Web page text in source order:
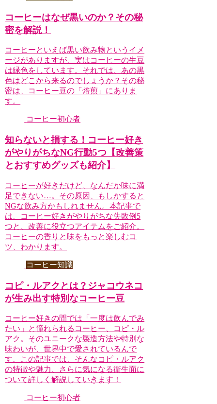
コーヒーはなぜ黒いのか？その秘
密を解説！
コーヒーといえば黒い飲み物というイメ
ージがありますが、実はコーヒーの生豆
は緑色をしています。それでは、あの黒
色はどこから来るのでしょうか？その秘
密は、コーヒー豆の「焙煎」にありま
す。
コーヒー初心者
知らないと損する！コーヒー好き
がやりがちなNG行動5つ【改善策
とおすすめグッズも紹介】
コーヒーが好きだけど、なんだか味に満
足できない…。その原因、もしかすると
NGな飲み方かもしれません。本記事で
は、コーヒー好きがやりがちな失敗例5
つと、改善に役立つアイテムをご紹介。
コーヒーの香りと味をもっと楽しむコ
ツ、わかります。
コーヒー知識
コピ・ルアクとは？ジャコウネコ
が生み出す特別なコーヒー豆
コーヒー好きの間では「一度は飲んでみ
たい」と憧れられるコーヒー、コピ・ル
アク。そのユニークな製造方法や特別な
味わいが、世界中で愛されているんで
す。この記事では、そんなコピ・ルアク
の特徴や魅力、さらに気になる衛生面に
ついて詳しく解説していきます！
コーヒー初心者